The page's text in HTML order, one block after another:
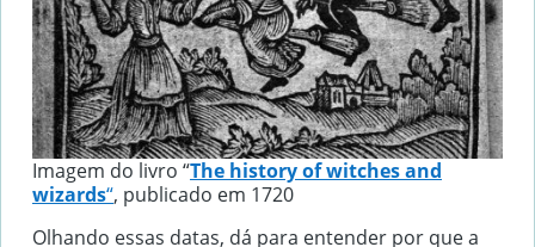
Imagem do livro “The history of witches and
wizards“, publicado em 1720
Olhando essas datas, dá para entender por que a